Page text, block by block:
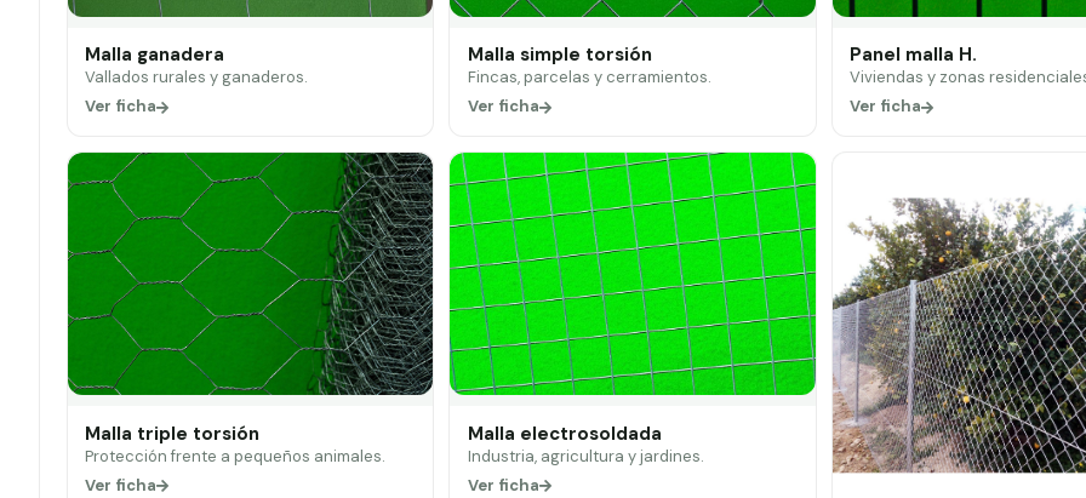
Malla ganadera
Vallados rurales y ganaderos.
Ver ficha
Malla simple torsión
Fincas, parcelas y cerramientos.
Ver ficha
Panel malla H.
Viviendas y zonas
Ver ficha
Malla triple torsión
Protección frente a pequeños animales.
Ver ficha
Malla electrosoldada
Industria, agricultura y jardines.
Ver ficha